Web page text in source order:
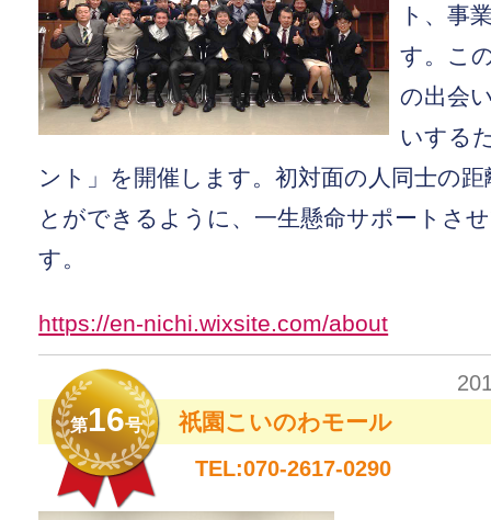
ト、事
す。こ
の出会
いする
ント」を開催します。初対面の人同士の
とができるように、一生懸命サポートさ
す。
https://en-nichi.wixsite.com/about
第16号 祇園こいのわモール
TEL:070-2617-0290